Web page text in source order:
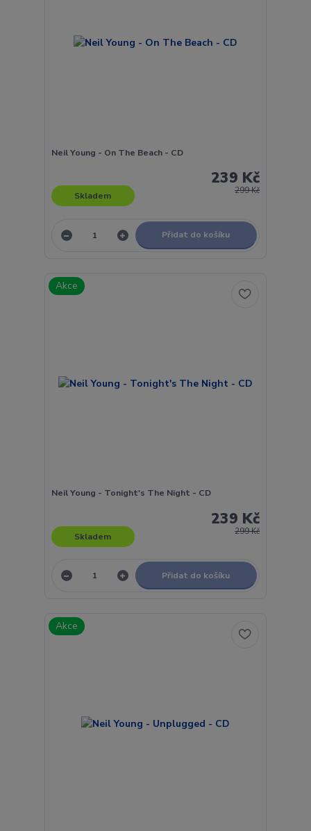
Neil Young - On The Beach - CD
299 Kč
239 Kč
Skladem
Přidat do košíku
Akce
Neil Young - Tonight's The Night - CD
299 Kč
239 Kč
Skladem
Přidat do košíku
Akce